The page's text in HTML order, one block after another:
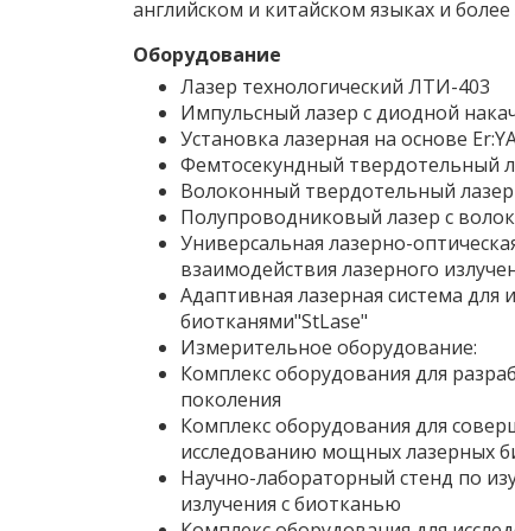
английском и китайском языках и
Оборудование
Лазер технологический ЛТИ-403
Импульсный лазер с диодной
Установка лазерная на основе
Фемтосекундный твердотельный
Волоконный твердотельный лазер
Полупроводниковый лазер с
Универсальная лазерно-
взаимодействия лазерного
Адаптивная лазерная система для
биотканями"StLase"
Измерительное оборудование:
Комплекс оборудования для
поколения
Комплекс оборудования для
исследованию мощных лазерных
Научно-лабораторный стенд по
излучения с биотканью